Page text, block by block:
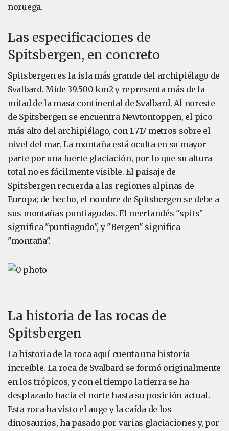
noruega.
Las especificaciones de
Spitsbergen, en concreto
Spitsbergen es la isla más grande del archipiélago de
Svalbard. Mide 39.500 km2 y representa más de la
mitad de la masa continental de Svalbard. Al noreste
de Spitsbergen se encuentra Newtontoppen, el pico
más alto del archipiélago, con 1.717 metros sobre el
nivel del mar. La montaña está oculta en su mayor
parte por una fuerte glaciación, por lo que su altura
total no es fácilmente visible. El paisaje de
Spitsbergen recuerda a las regiones alpinas de
Europa; de hecho, el nombre de Spitsbergen se debe a
sus montañas puntiagudas. El neerlandés "spits"
significa "puntiagudo", y "Bergen" significa
"montaña".
La historia de las rocas de
Spitsbergen
La historia de la roca aquí cuenta una historia
increíble. La roca de Svalbard se formó originalmente
en los trópicos, y con el tiempo la tierra se ha
desplazado hacia el norte hasta su posición actual.
Esta roca ha visto el auge y la caída de los
dinosaurios, ha pasado por varias glaciaciones y, por